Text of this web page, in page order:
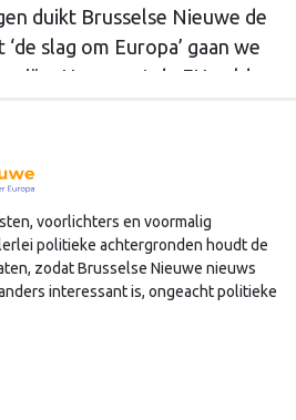
duikt Brusselse Nieuwe de
slag om Europa’ gaan we
Hoe moet de EU geld
voorlichters en voormalig
politieke achtergronden houdt de
zodat Brusselse Nieuwe nieuws
interessant is, ongeacht politieke